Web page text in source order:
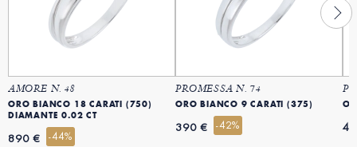
AMORE N. 48
ORO BIANCO 18 CARATI (750)
DIAMANTE 0.02 CT
890 € -44%
PROMESSA N. 74
ORO BIANCO 9 CARATI (375)
390 € -42%